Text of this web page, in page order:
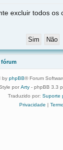
excluir todos os
fórum
by phpBB® Forum
por Arty - phpBB 3.3
Traduzido por: Suporte
Privacidade |